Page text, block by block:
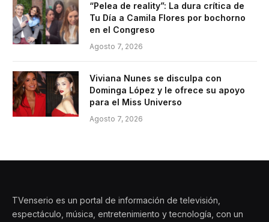
“Pelea de reality”: La dura crítica de
Tu Día a Camila Flores por bochorno
en el Congreso
Agosto 7, 2026
Viviana Nunes se disculpa con
Dominga López y le ofrece su apoyo
para el Miss Universo
Agosto 7, 2026
TVenserio es un portal de información de televisión,
espectáculo, música, entretenimiento y tecnología, con un